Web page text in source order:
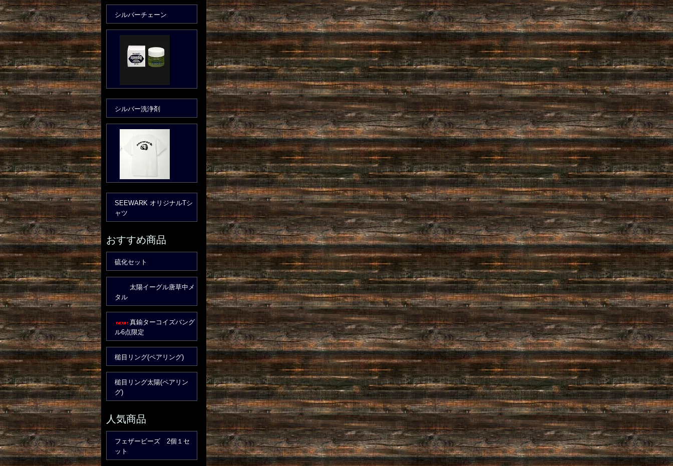
シルバーチェーン
シルバー洗浄剤
SEEWARK オリジナルTシ
ャツ
おすすめ商品
硫化セット
太陽イーグル唐草中メ
タル
真鍮ターコイズバング
ル6点限定
槌目リング(ペアリング)
槌目リング太陽(ペアリン
グ)
人気商品
フェザービーズ 2個１セ
ット